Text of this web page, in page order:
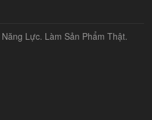
Lực. Làm Sản Phẩm Thật.